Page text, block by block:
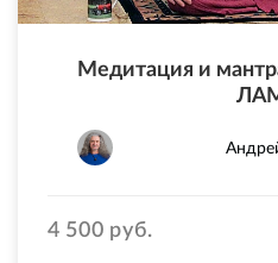
Медитация и
4 500 руб.